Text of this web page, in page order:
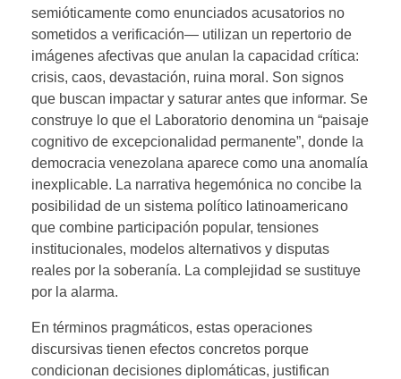
semióticamente como enunciados acusatorios no
sometidos a verificación— utilizan un repertorio de
imágenes afectivas que anulan la capacidad crítica:
crisis, caos, devastación, ruina moral. Son signos
que buscan impactar y saturar antes que informar. Se
construye lo que el Laboratorio denomina un “paisaje
cognitivo de excepcionalidad permanente”, donde la
democracia venezolana aparece como una anomalía
inexplicable. La narrativa hegemónica no concibe la
posibilidad de un sistema político latinoamericano
que combine participación popular, tensiones
institucionales, modelos alternativos y disputas
reales por la soberanía. La complejidad se sustituye
por la alarma.
En términos pragmáticos, estas operaciones
discursivas tienen efectos concretos porque
condicionan decisiones diplomáticas, justifican